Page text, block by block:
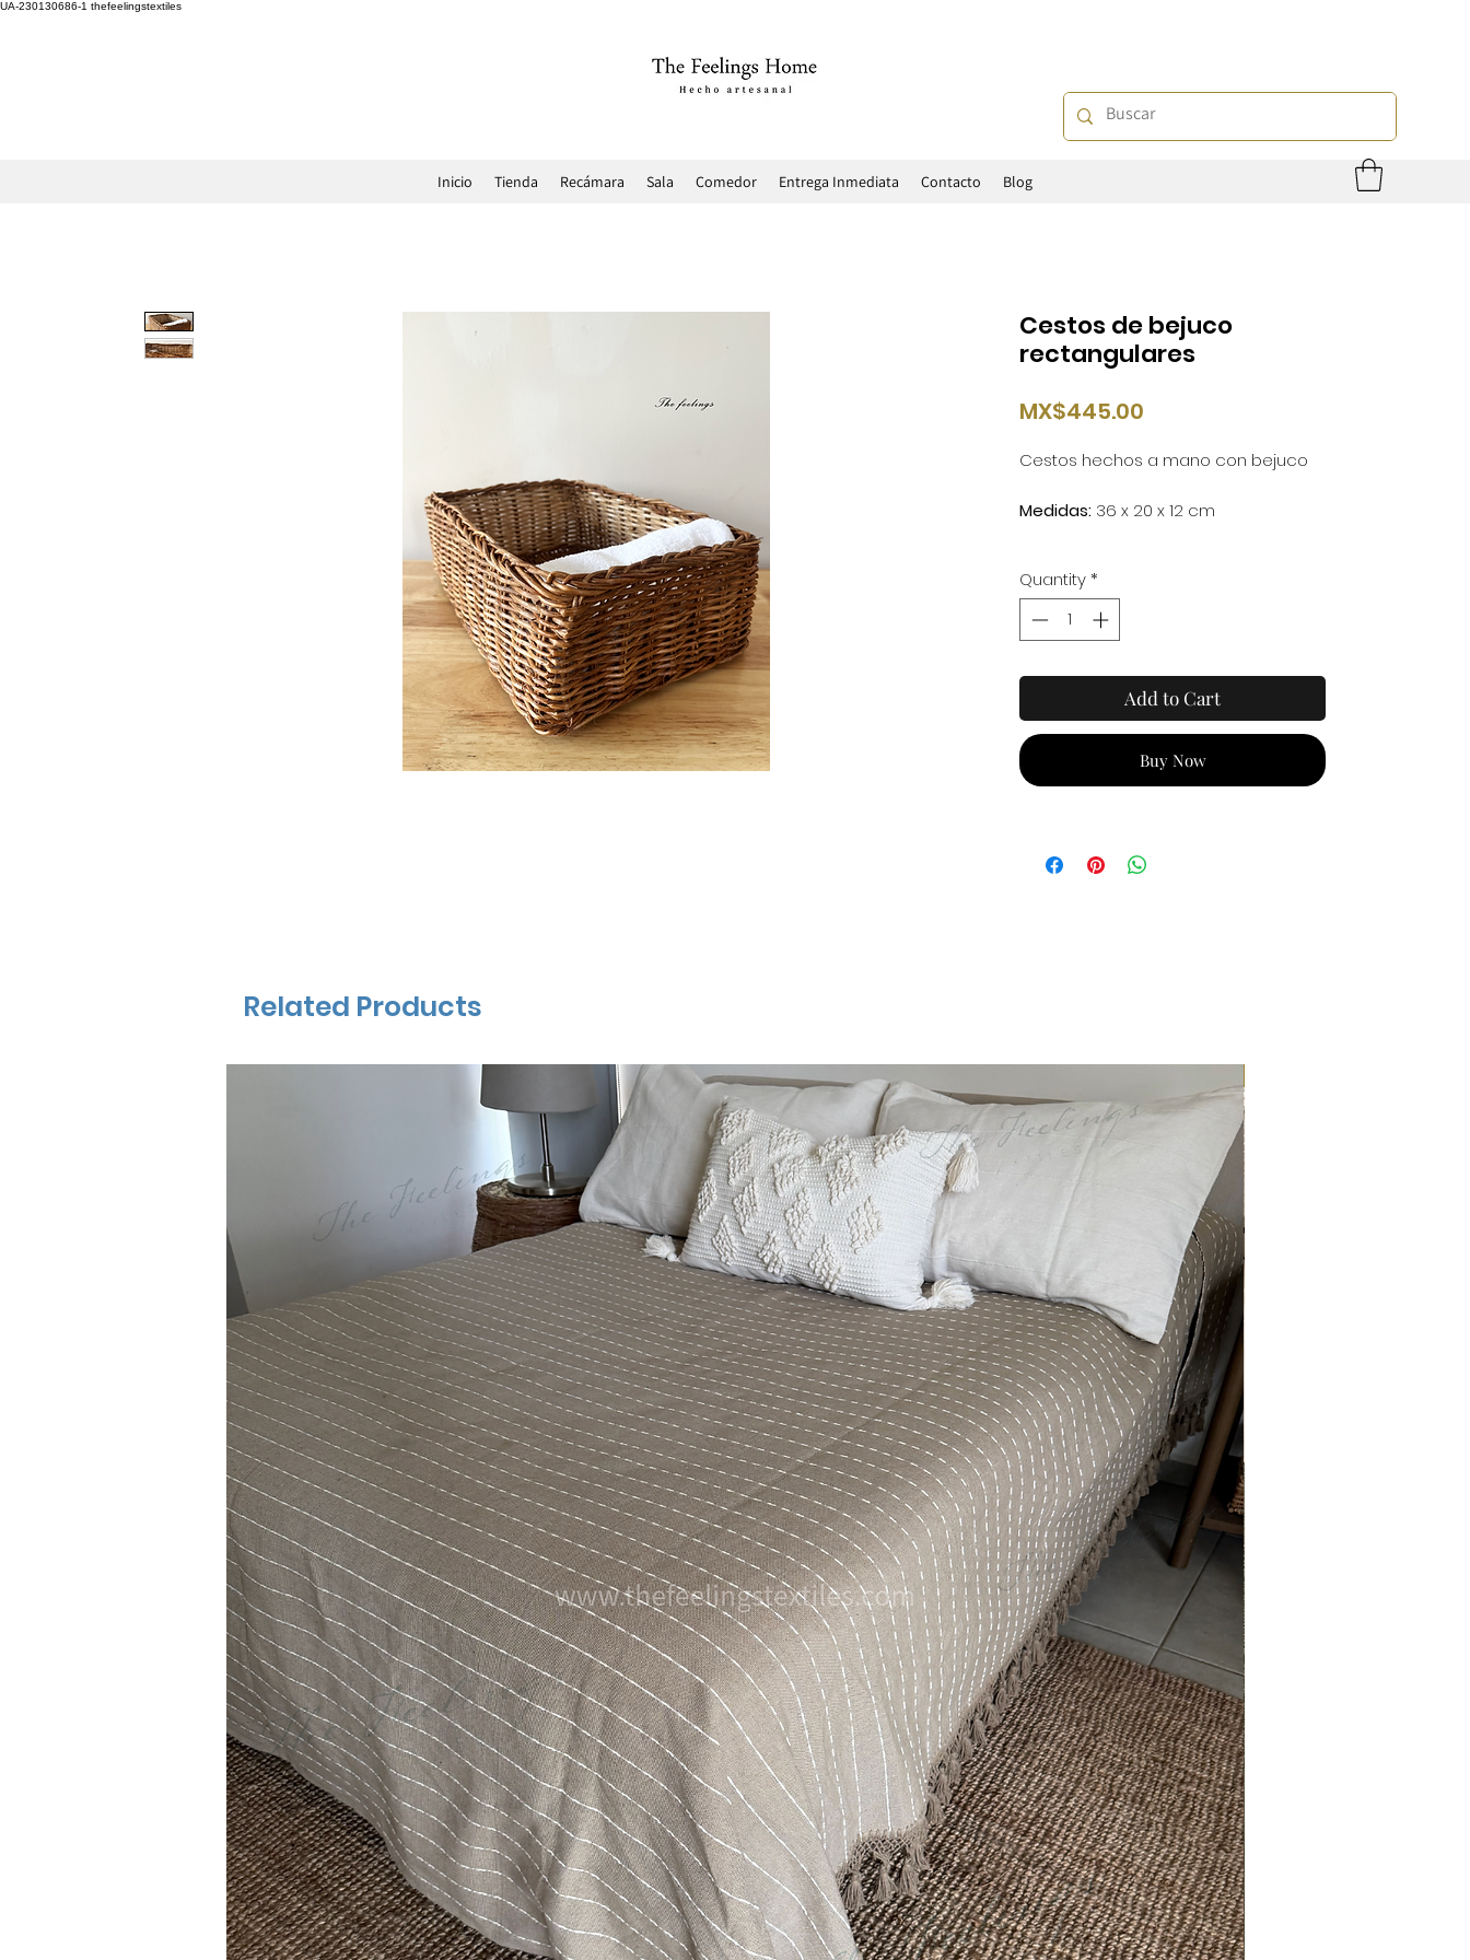
UA-230130686-1 thefeelingstextiles
Inicio Tienda Recámara Sala Comedor Entrega Inmediata Contacto Blog
Cestos de bejuco
rectangulares
MX$445.00
Cestos hechos a mano con bejuco
Medidas: 36 x 20 x 12 cm
Quantity*
Add to Cart
Buy Now
Related Products